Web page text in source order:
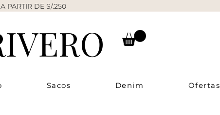
PARTIR DE S/.250
Sacos Denim Ofertas